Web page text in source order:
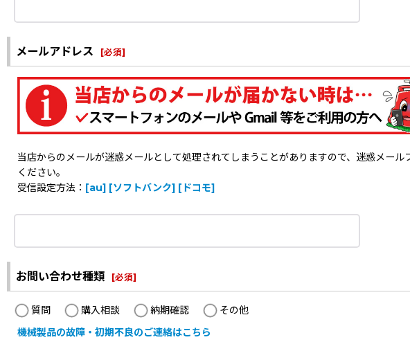
メールアドレス [必須]
当店からのメールが迷惑メールとして処理されてしまうことがありますので、迷惑メー
ください。
受信設定方法： [au] [ソフトバンク] [ドコモ]
お問い合わせ種類 [必須]
質問 購入相談 納期確認
その他
機械製品の故障・初期不良のご連絡はこちら